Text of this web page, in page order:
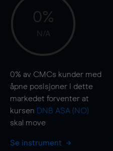
0%
N/A
0% av CMCs kunder med
åpne posisjoner i dette
markedet forventer at
kursen DNB ASA (NO)
skal move
Se instrument